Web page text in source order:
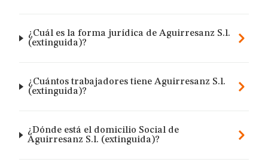
¿Cuál es la forma jurídica de Aguirresanz S.l.
(extinguida)?
¿Cuántos trabajadores tiene Aguirresanz S.l.
(extinguida)?
¿Dónde está el domicilio Social de
Aguirresanz S.l. (extinguida)?